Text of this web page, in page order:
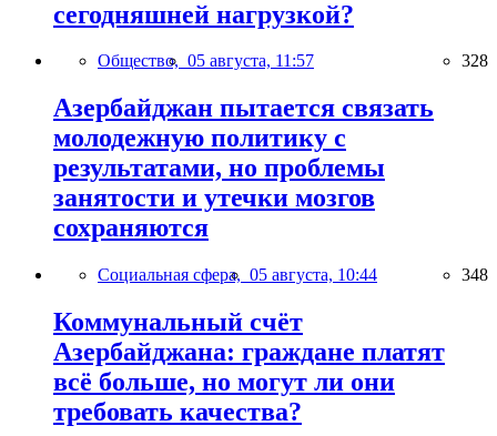
сегодняшней нагрузкой?
Общество, 05 августа, 11:57 328
Азербайджан пытается связать
молодежную политику с
результатами, но проблемы
занятости и утечки мозгов
сохраняются
Социальная сфера, 05 августа, 10:44 348
Коммунальный счёт
Азербайджана: граждане платят
всё больше, но могут ли они
требовать качества?